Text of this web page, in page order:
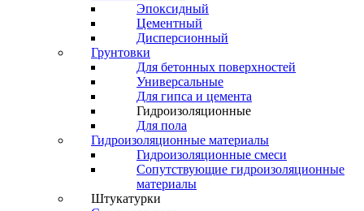
Эпоксидный
Цементный
Дисперсионный
Грунтовки
Для бетонных поверхностей
Универсальные
Для гипса и цемента
Гидроизоляционные
Для пола
Гидроизоляционные материалы
Гидроизоляционные смеси
Сопутствующие гидроизоляционные
материалы
Штукатурки